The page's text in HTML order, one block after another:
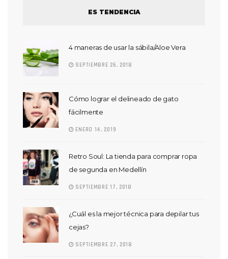
ES TENDENCIA
4 maneras de usar la sábila/Aloe Vera
SEPTIEMBRE 26, 2018
Cómo lograr el delineado de gato
fácilmente
ENERO 14, 2019
Retro Soul: La tienda para comprar ropa
de segunda en Medellín
SEPTIEMBRE 17, 2018
¿Cuál es la mejor técnica para depilar tus
cejas?
SEPTIEMBRE 27, 2018